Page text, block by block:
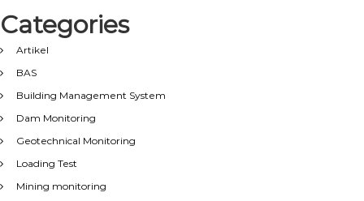
Categories
Artikel
BAS
Building Management System
Dam Monitoring
Geotechnical Monitoring
Loading Test
Mining monitoring